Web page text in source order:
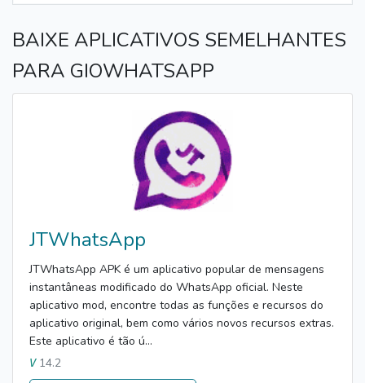
BAIXE APLICATIVOS SEMELHANTES
PARA GIOWHATSAPP
JTWhatsApp
JTWhatsApp APK é um aplicativo popular de mensagens
instantâneas modificado do WhatsApp oficial. Neste
aplicativo mod, encontre todas as funções e recursos do
aplicativo original, bem como vários novos recursos extras.
Este aplicativo é tão ú...
V14.2